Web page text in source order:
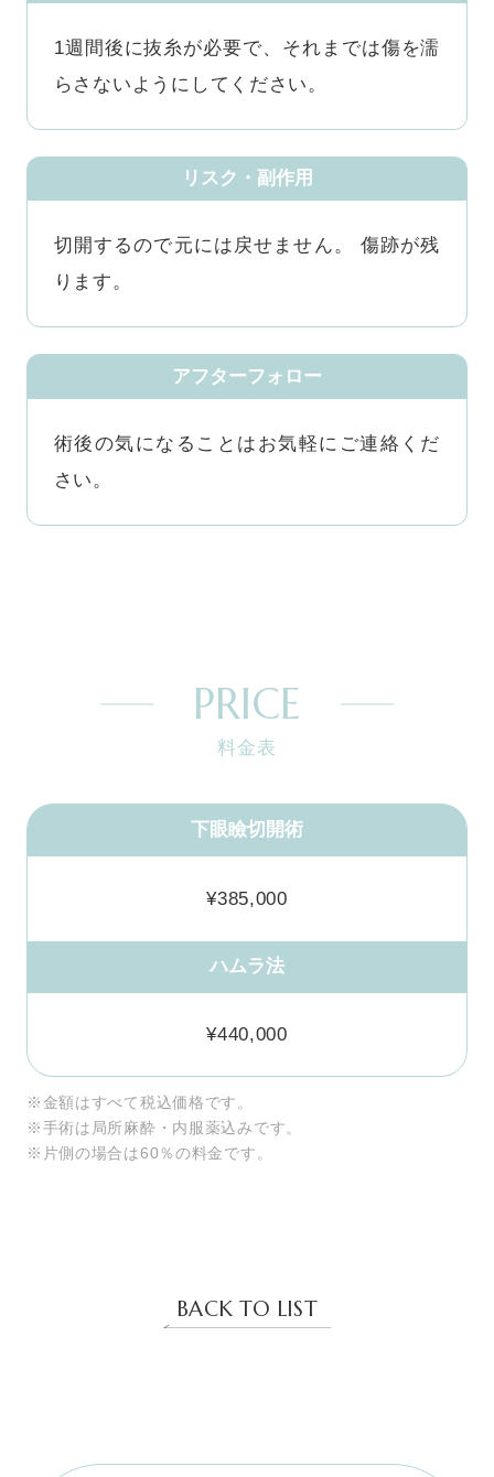
1週間後に抜糸が必要で、それまでは傷を濡
らさないようにしてください。
リスク・副作用
切開するので元には戻せません。 傷跡が残
ります。
アフターフォロー
術後の気になることはお気軽にご連絡くだ
さい。
PRICE
料金表
下眼瞼切開術
¥385,000
ハムラ法
¥440,000
※金額はすべて税込価格です。
※手術は局所麻酔・内服薬込みです。
※片側の場合は60％の料金です。
BACK TO LIST